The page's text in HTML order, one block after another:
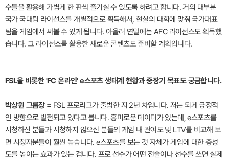
수들을 활용해 가볍게 한 판씩 즐기실 수 있도록 하려고 합니다. 거의 대부분
국가 국대팀 라이선스를 개별적으로 획득해서, 현실의 대회에 맞춰 국가대표
팀을 게임에서 써볼 수 있게 됩니다. 아울러 연말에는 AFC 라이선스도 획득했
습니다. 그 라이선스를 활용한 새로운 콘텐츠도 준비할 계획입니다.
FSL을 비롯한 'FC 온라인' e스포츠 생태계 현황과 중장기 목표도 궁금합니다.
박상원 그룹장 = FSL 프로리그가 출범한 지 2년 차입니다. 저는 되게 긍정적
인 방향으로 발전되고 있다고 봅니다. 흥미로운 데이터가 있는데, e스포츠를
시청하신 분들과 시청하지 않으신 분들의 게임 내 관여도 및 LTV를 비교해 보
면 시청자분들이 훨씬 높습니다. e스포츠를 보는 것 자체가 게임에 대한 충성
도를 높이는 효과가 있는 겁니다. 프로 선수가 어떤 전술이나 선수를 쓰면 실제